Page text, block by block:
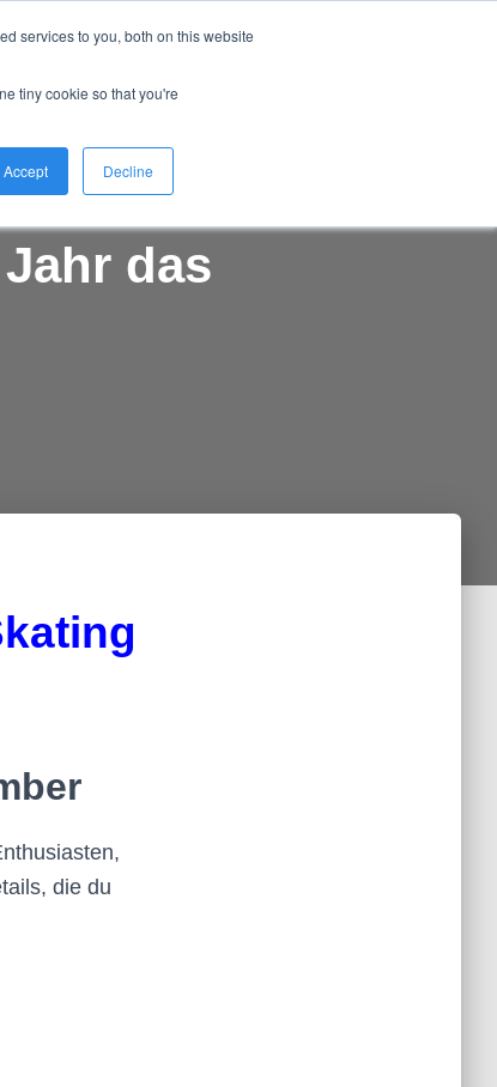
services to you, both on this website
tiny cookie so that you're
Accept Decline
NEWS COMMUNITY
das
die du